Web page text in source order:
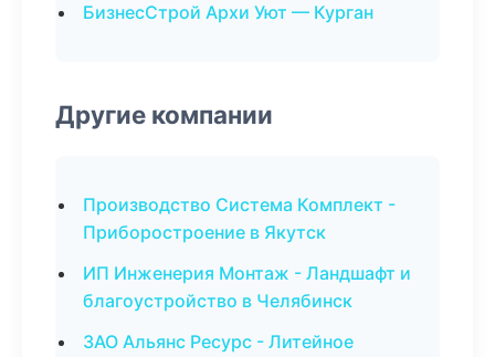
БизнесСтрой Архи Уют — Курган
Другие компании
Производство Система Комплект -
Приборостроение в Якутск
ИП Инженерия Монтаж - Ландшафт и
благоустройство в Челябинск
ЗАО Альянс Ресурс - Литейное